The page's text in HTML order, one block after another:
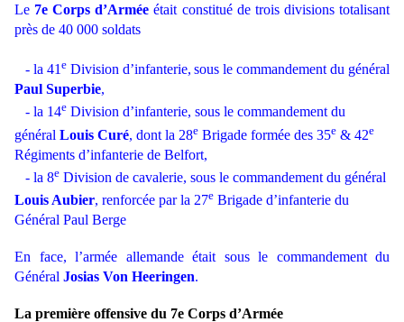
Le 7e Corps d’Armée était constitué de trois divisions totalisant
près de 40 000 soldats
- la 41 e Division d’infanterie, sous le commandement du général
Paul Superbie,
- la 14e Division d’infanterie, sous le commandement du
général Louis Curé, dont la 28e Brigade formée des 35e & 42e
Régiments d’infanterie de Belfort,
- la 8e Division de cavalerie, sous le commandement du général
Louis Aubier, renforcée par la 27e Brigade d’infanterie du
Général Paul Berge
En face, l’armée allemande était sous le commandement du
Général Josias Von Heeringen.
La première offensive du 7e Corps d’Armée